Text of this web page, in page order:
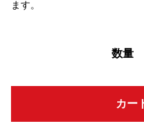
ます。
数量
カー